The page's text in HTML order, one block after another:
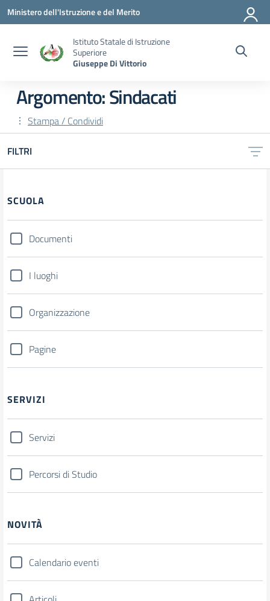
Vai ai contenuti
Vai al menu di navigazione
Vai al footer
Ministero dell'Istruzione e del Merito
Istituto Statale di Istruzione
Superiore
Giuseppe Di Vittorio
Argomento: Sindacati
Stampa / Condividi
FILTRI
SCUOLA
Documenti
I luoghi
Organizzazione
Pagine
SERVIZI
Servizi
Percorsi di Studio
NOVITÀ
Calendario eventi